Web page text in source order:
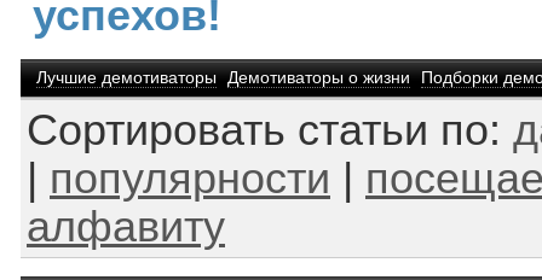
успехов!
Лучшие демотиваторы Демотиваторы о жизни Подборки
Сортировать статьи по:
популярности
алфавиту